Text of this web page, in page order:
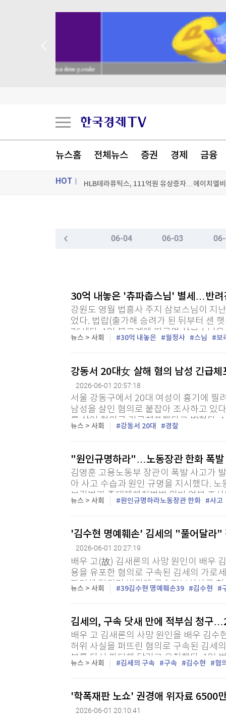
뉴스홈 전체뉴스 증권 경제 금융
HOT
삼전닉스에 물린 홍진경 "왜 비쌀 때 사라고 했냐
'랜섬웨어' 감염에 복구업체 돈 냈는데...해커와
HLB테라퓨틱스, 111억원 유상증자…에이치엘
"나야, '흑백요리사' 시즌3"
삼전닉스에 물린 홍진경 "왜 비쌀 때 사라고 했냐
온로드 (ON ROAD) 인사이트
뉴스홈
글로벌경제
랭킹뉴스
미네르바아카데미
스페셜강의
투자/재테크
부동산/세무
[할인50%] 한·미 투자 올인원 클래스
증권 데이터
특징주 뉴스
매매신호 (랭킹
투자분석
국내증시
해외증시
06-04 06-03
30억 내놓은 '츄파춥스님' 별세…반
강원도 영월 법흥사 주지 삼보스님이 지
었다. 법랍(출가해 승려가 된 뒤부터 센
76세다. 1일 불교계에 따르면 삼보스님
탄허스님의 가르침을 받아 출가했다. 이
뉴스 > 사회 30억 내놓은 월정사 스님 보
강동서 20대女 살해 혐의 남성 긴급
2026-06-01 20:57:18
서울 강동구에서 20대 여성이 흉기에 찔
남성을 살인 혐의로 붙잡아 조사하고 있
를 살인 혐의로 긴급체포했다고 밝혔다.
성 B씨를 흉기로 찔러 숨지게 한 혐의를
뉴스 > 사회 강동서 20대 경찰
"원인규명하라"…노동장관 한화 폭
김영훈 고용노동부 장관이 폭발 사고가
아 사고 수습과 원인 규명을 지시했다.
보건법과 중대재해처벌법 위반 여부 조
일 대전 유성구 외삼동 한화에어로스페
뉴스 > 사회 원인규명하라노동장관 한화 사고
'김수현 명예훼손' 김세의 "풀어달라
2026-06-01 20:27:19
배우 고(故) 김새론의 사망 원인이 배우
용을 유포한 혐의로 구속된 김세의 가로
판단해 달라며 법원에 구속적부심사를
구속된 지 닷새 만인 지난달 31일 서울
뉴스 > 사회 39김수현 명예훼손39 김수현
김세의, 구속 닷새 만에 적부심 청구
배우 고 김새론의 사망 원인을 배우 김수
허위 사실을 퍼뜨린 혐의로 구속된 김세
부를 다시 판단해 달라고 요청했다. 1일
울중앙지법에 구속적부심사를 청구했다
뉴스 > 사회 김세의 구속 구속 김수현 혐
'학폭재판 노쇼' 권경애 위자료 6500
2026-06-01 20:10:41